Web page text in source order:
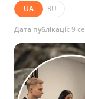
UA RU
Дата публікації:9